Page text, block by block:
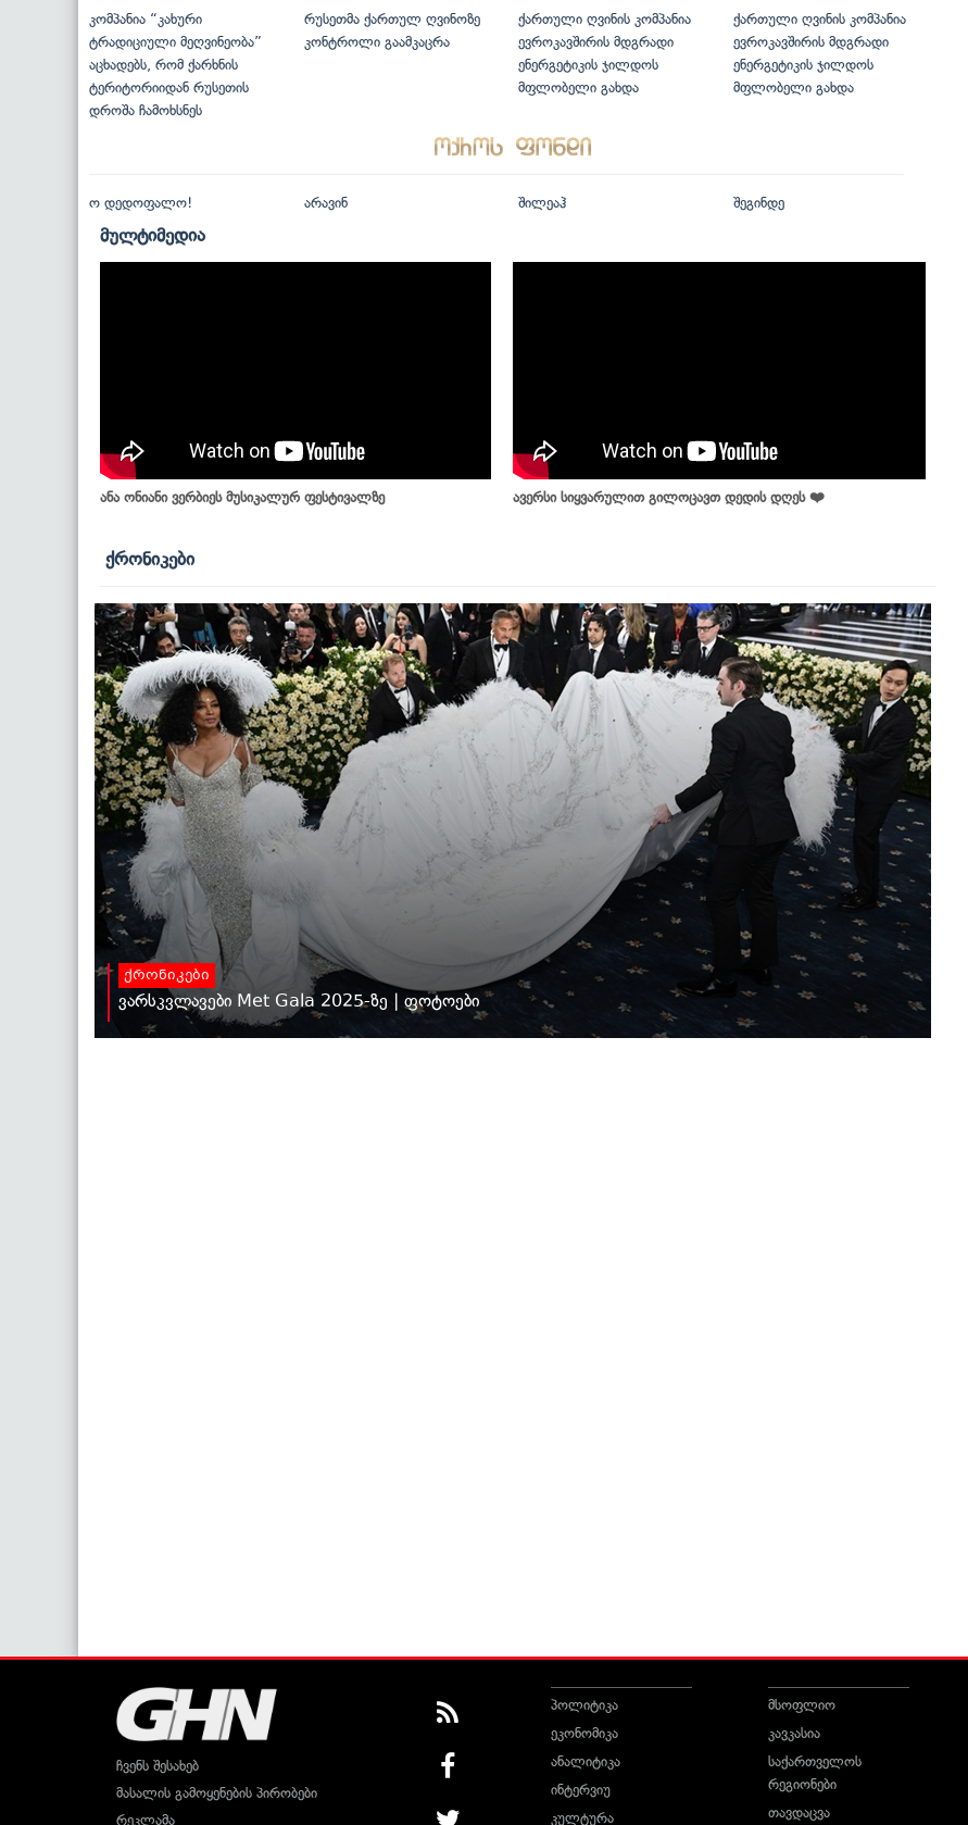
კომპანია “კახური
ტრადიციული მეღვინეობა”
აცხადებს, რომ ქარხნის
ტერიტორიიდან რუსეთის
დროშა ჩამოხსნეს
რუსეთმა ქართულ ღვინოზე
კონტროლი გაამკაცრა
ქართული ღვინის კომპანია
ევროკავშირის მდგრადი
ენერგეტიკის ჯილდოს
მფლობელი გახდა
ქართული ღვინის კომპანია
ევროკავშირის მდგრადი
ენერგეტიკის ჯილდოს
მფლობელი გახდა
ო დედოფალო! არავინ შილეაჰ შეგინდე
მულტიმედია
ანა ონიანი ვერბიეს მუსიკალურ ფესტივალზე ავერსი სიყვარულით გილოცავთ დედის დღეს ❤️
ქრონიკები
ქრონიკები
ვარსკვლავები Met Gala 2025-ზე | ფოტოები
ჩვენს შესახებ
მასალის გამოყენების პირობები
რეკლამა
პოლიტიკა
ეკონომიკა
ანალიტიკა
ინტერვიუ
კულტურა
მსოფლიო
კავკასია
საქართველოს
რეგიონები
თავდაცვა